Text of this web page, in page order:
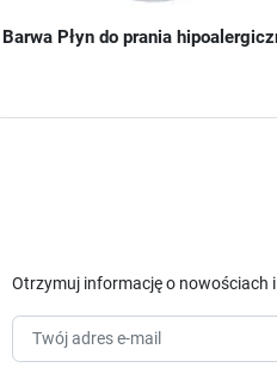
Barwa Płyn do prania
Otrzymuj informację o nowościach